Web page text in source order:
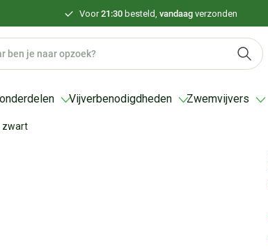
Voor21:30 besteld,vandaagverzonden
Vijverbenodigdheden Zwemvijvers
zwart